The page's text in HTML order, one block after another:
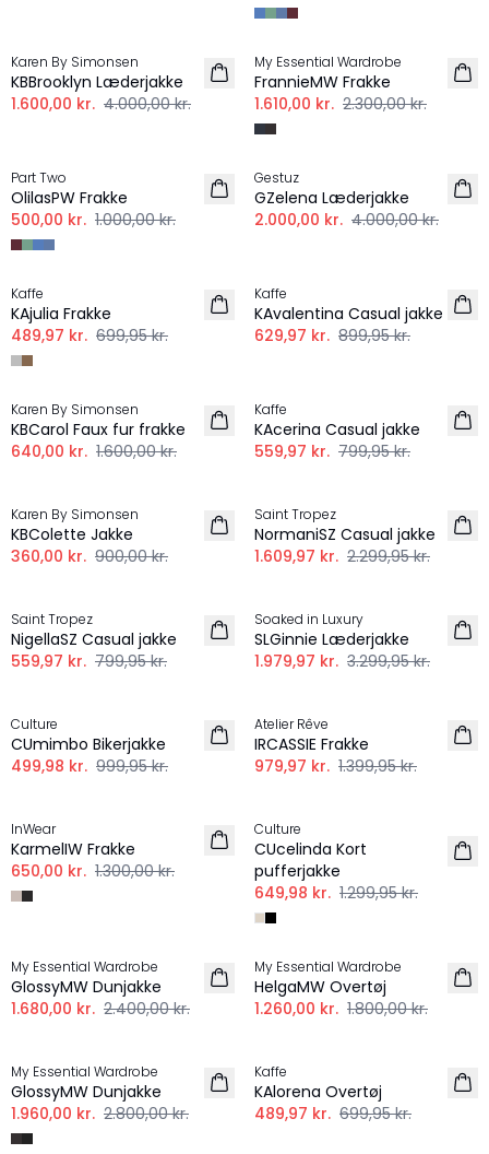
Karen By Simonsen
KBBrooklyn Læderjakke
1.600,00 kr. 4.000,00 kr.
-30%
My Essential Wardrobe
FrannieMW Frakke
1.610,00 kr. 2.300,00 kr.
Part Two
OlilasPW Frakke
500,00 kr. 1.000,00 kr.
-50%
Gestuz
GZelena Læderjakke
2.000,00 kr. 4.000,00 kr.
-30%
Kaffe
KAjulia Frakke
489,97 kr. 699,95 kr.
Kaffe
KAvalentina Casual jakke
629,97 kr. 899,95 kr.
-60%
Karen By Simonsen
KBCarol Faux fur frakke
640,00 kr. 1.600,00 kr.
Kaffe
KAcerina Casual jakke
559,97 kr. 799,95 kr.
Karen By Simonsen
KBColette Jakke
360,00 kr. 900,00 kr.
Saint Tropez
NormaniSZ Casual jakke
1.609,97 kr. 2.299,95 kr.
Saint Tropez
NigellaSZ Casual jakke
559,97 kr. 799,95 kr.
Soaked in Luxury
SLGinnie Læderjakke
1.979,97 kr. 3.299,95 kr.
Culture
CUmimbo Bikerjakke
499,98 kr. 999,95 kr.
Atelier Rêve
IRCASSIE Frakke
979,97 kr. 1.399,95 kr.
InWear
KarmelIW Frakke
650,00 kr. 1.300,00 kr.
Culture
CUcelinda Kort
pufferjakke
649,98 kr. 1.299,95 kr.
My Essential Wardrobe
GlossyMW Dunjakke
1.680,00 kr. 2.400,00 kr.
-30%
My Essential Wardrobe
HelgaMW Overtøj
1.260,00 kr. 1.800,00 kr.
My Essential Wardrobe
GlossyMW Dunjakke
1.960,00 kr. 2.800,00 kr.
Kaffe
KAlorena Overtøj
489,97 kr. 699,95 kr.
-40%